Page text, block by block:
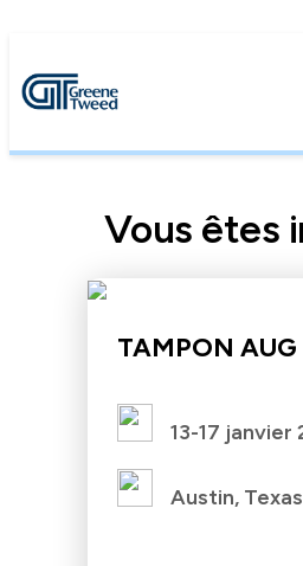
Vous êtes
TAMPON AUG
13-17 janvier
Austin, Texas